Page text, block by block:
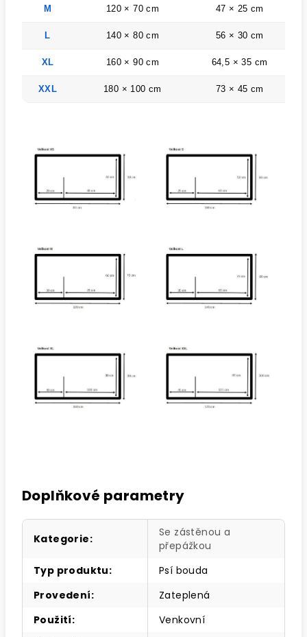
M 120 × 70 cm 47 × 25 cm
L 140 × 80 cm 56 × 30 cm
XL 160 × 90 cm 64,5 × 35 cm
XXL 180 × 100 cm 73 × 45 cm
Doplňkové parametry
Kategorie:
Se zástěnou a
přepážkou
Typ produktu:
Psí bouda
Provedení:
Zateplená
Použití:
Venkovní